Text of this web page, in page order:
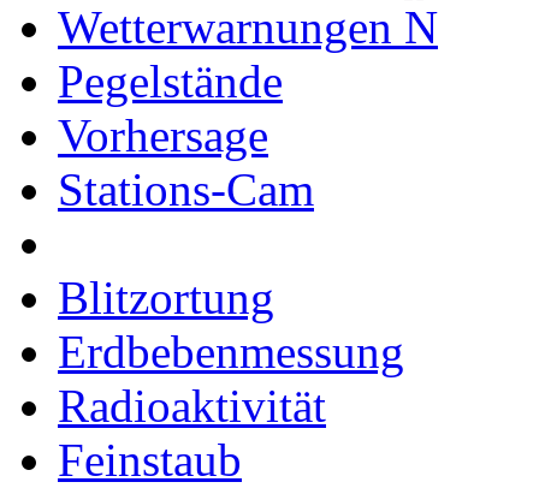
Wetterwarnungen
Pegelstände
Vorhersage
Stations-Cam
Blitzortung
Erdbebenmessung
Radioaktivität
Feinstaub